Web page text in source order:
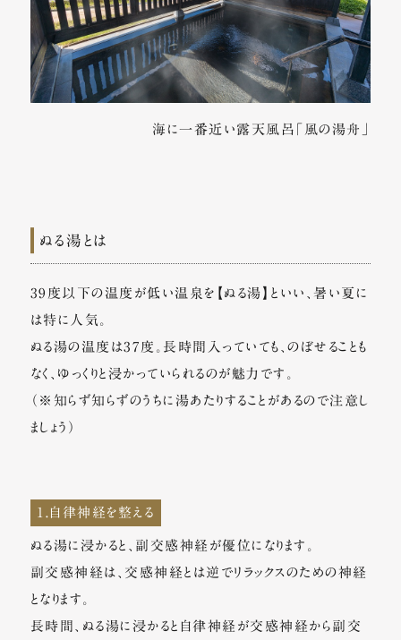
海に一番近い露天風呂「風の湯舟」
ぬる湯とは
39度以下の温度が低い温泉を【ぬる湯】といい、暑い夏に
は特に人気。
ぬる湯の温度は37度。長時間入っていても、のぼせることも
なく、ゆっくりと浸かっていられるのが魅力です。
（※知らず知らずのうちに湯あたりすることがあるので注意し
ましょう）
1.自律神経を整える
ぬる湯に浸かると、副交感神経が優位になります。
副交感神経は、交感神経とは逆でリラックスのための神経
となります。
長時間、ぬる湯に浸かると自律神経が交感神経から副交